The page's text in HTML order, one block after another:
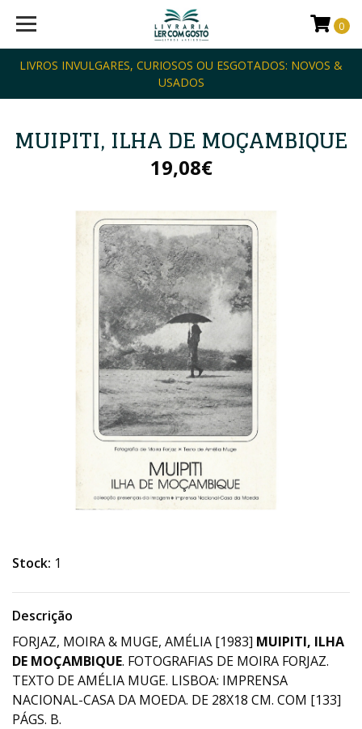
LIVROS INVULGARES, CURIOSOS OU ESGOTADOS: NOVOS &
USADOS
0
MUIPITI, ILHA DE MOÇAMBIQUE
19,08€
Stock: 1
Descrição
FORJAZ, MOIRA & MUGE, AMÉLIA [1983] MUIPITI, ILHA
DE MOÇAMBIQUE. FOTOGRAFIAS DE MOIRA FORJAZ.
TEXTO DE AMÉLIA MUGE. LISBOA: IMPRENSA
NACIONAL-CASA DA MOEDA. DE 28X18 CM. COM [133]
PÁGS. B.